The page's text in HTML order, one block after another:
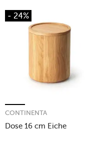
- 24%
Dose 16 cm Eiche
CONTINENTA